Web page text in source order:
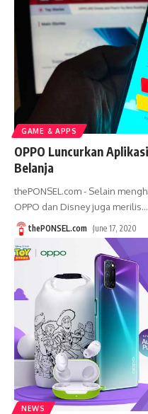
GAME & APPS
OPPO Luncurkan
Belanja
thePONSEL.com - Selain
OPPO dan Disney juga merilis…
thePONSEL.com June 17, 2020
NEWS